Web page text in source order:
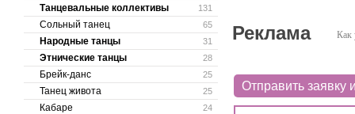
131
Танцевальные коллективы
65
Сольный танец
31
Народные танцы
28
Этнические танцы
25
Брейк-данс
25
Танец живота
24
Кабаре
Как
Реклама
Отправить заявку